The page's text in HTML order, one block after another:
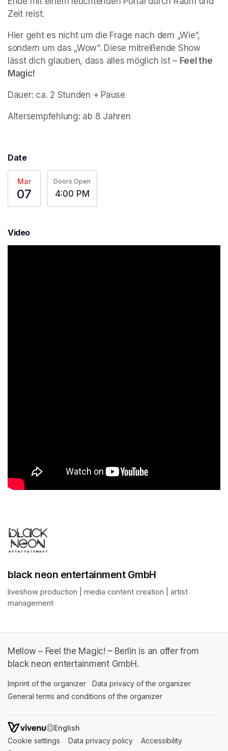
Zeit reist.
Hier geht es nicht um die Frage nach dem „Wie“,
sondern um das „Wow“. Diese mitreißende Show
lässt dich glauben, dass alles möglich ist – Feel the
Magic!
Dauer: ca. 2 Stunden + Pause
Altersempfehlung: ab 8 Jahren
Date
Mar
07
Doors Open
4:00 PM
Video
black neon entertainment GmbH
liveshow production | media content creation | artist
management
Mellow – Feel the Magic! – Berlin is an offer from
black neon entertainment GmbH.
Imprint of the organizer (opens in a new tab)
Data privacy of the organizer
General terms and conditions of the organizer
SWITCH LANGUAGE
Cookie settings (opens in a new tab)
Data privacy policy (opens in a new tab)
Accessibility